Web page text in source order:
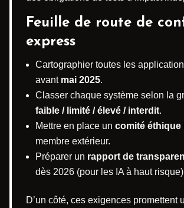
Feuille de route de
express
Cartographier toutes les
avant mai 2025.
Classer chaque système selon la
faible / limité / élevé / interdit.
Mettre en place un comité éthique
membre extérieur.
Préparer un rapport de
dès 2026 (pour les IA à haut
D’un côté, ces exigences promettent